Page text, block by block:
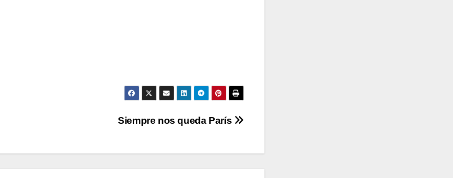
Siempre nos queda París